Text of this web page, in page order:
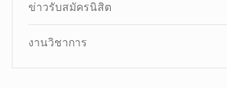
ข่าวรับสมัครนิสิต
งานวิชาการ